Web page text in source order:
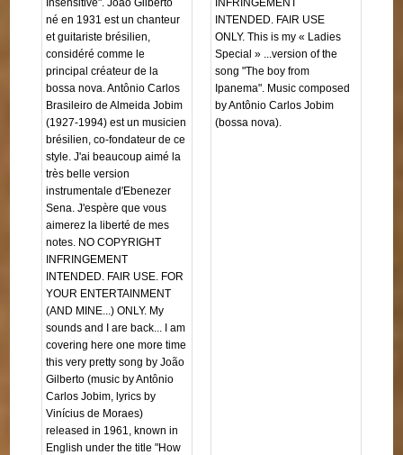
né en 1931 est un chanteur
et guitariste brésilien,
considéré comme le
principal créateur de la
bossa nova. Antônio Carlos
Brasileiro de Almeida Jobim
(1927-1994) est un musicien
brésilien, co-fondateur de ce
style. J'ai beaucoup aimé la
très belle version
instrumentale d'Ebenezer
Sena. J'espère que vous
aimerez la liberté de mes
notes. NO COPYRIGHT
INFRINGEMENT
INTENDED. FAIR USE. FOR
YOUR ENTERTAINMENT
(AND MINE...) ONLY. My
sounds and I are back... I am
covering here one more time
this very pretty song by João
Gilberto (music by Antônio
Carlos Jobim, lyrics by
Vinícius de Moraes)
released in 1961, known in
English under the title "How
INTENDED. FAIR USE
ONLY. This is my « Ladies
Special » ...version of the
song "The boy from
Ipanema". Music composed
by Antônio Carlos Jobim
(bossa nova).